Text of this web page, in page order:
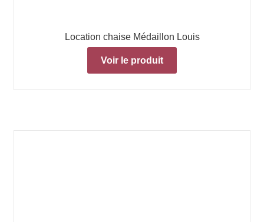
Location chaise Médaillon Louis
Voir le produit